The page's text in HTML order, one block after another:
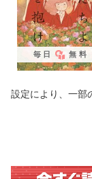
毎日 無料
設定により、一部